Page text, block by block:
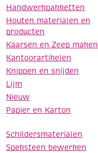
Handwerkpakketten
Houten materialen en
producten
Kaarsen en Zeep maken
Kantoorartikelen
Knippen en snijden
Lijm
Nieuw
Papier en Karton
Schildersmaterialen
Speksteen bewerken